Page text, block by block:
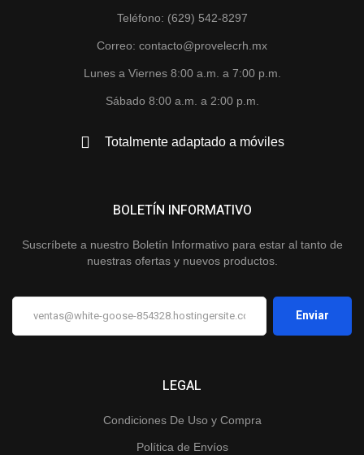
Teléfono: (629) 542-8297
Correo: contacto@provelecrh.mx
Lunes a Viernes 8:00 a.m. a 7:00 p.m.
Sábado 8:00 a.m. a 2:00 p.m.
Totalmente adaptado a móviles
LEGAL
Condiciones De Uso y Compra
Política de Envíos
BOLETÍN INFORMATIVO
Suscríbete a nuestro Boletín Informativo para estar al tanto de
nuestras ofertas y nuevos productos.